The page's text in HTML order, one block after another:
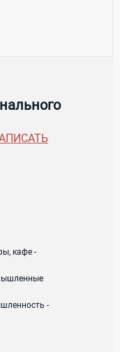
область
кафе -
-